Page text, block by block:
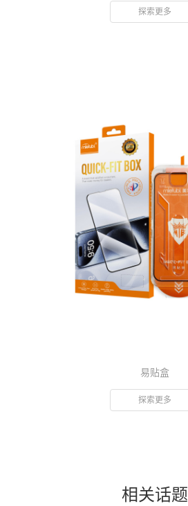
探索更多
易贴盒
探索更多
相关话题